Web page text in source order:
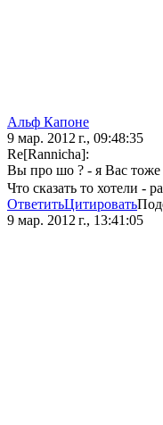
Альф Капоне
9 мар. 2012 г., 09:48:35
Re[Rannicha]:
Вы про шо ? - я Вас тоже
Что сказать то хотели -
ОтветитьЦитировать
9 мар. 2012 г., 13:41:05